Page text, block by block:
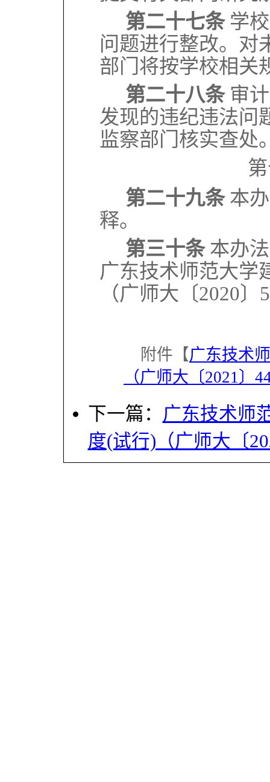
第二十七条学
问题进行整改。对
部门将按学校相关
第二十八条审
发现的违纪违法问
监察部门核实查处
第二十九条 本
释。
第三十条 本办
广东技术师范大学
（广师大〔2020
附件【广东技术
（广师大〔2021〕
下一篇： 广东技术师
度(试行)（广师大〔